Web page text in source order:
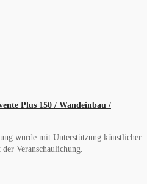
Plus 150 / Wandeinbau /
wurde mit Unterstützung künstlicher
Veranschaulichung.